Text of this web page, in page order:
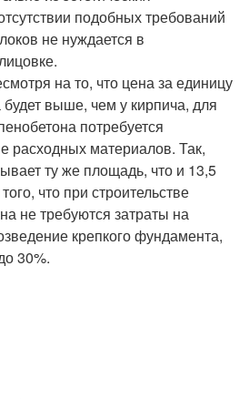
подобных требований
не нуждается в
на то, что цена за единицу
будет выше, чем у кирпича, для
потребуется
расходных материалов. Так,
ту же площадь, что и 13,5
что при строительстве
не требуются затраты на
крепкого фундамента,
30%.